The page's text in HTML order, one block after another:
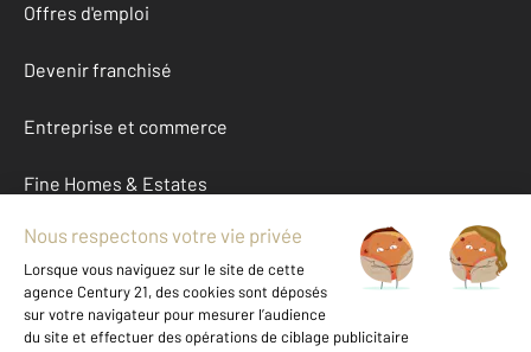
Offres d'emploi
Devenir franchisé
Entreprise et commerce
Fine Homes & Estates
À propos
International